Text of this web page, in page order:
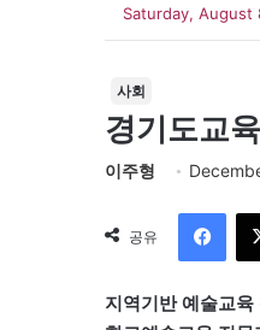
Saturday, August
사회
경기도교
이주형
공유
지역기반 예술교